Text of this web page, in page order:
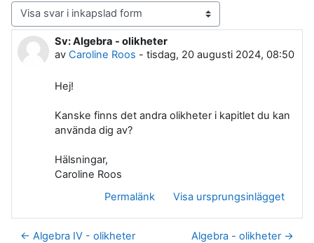
Visningsläge
Sv: Algebra - olikheter
av Caroline Roos - tisdag, 20 augusti 2024, 08:50
Antal svar: 0
Hej!
Kanske finns det andra olikheter i kapitlet du kan
använda dig av?
Hälsningar,
Caroline Roos
Permalänk
Visa ursprungsinlägget
← Algebra IV - olikheter Algebra - olikheter →